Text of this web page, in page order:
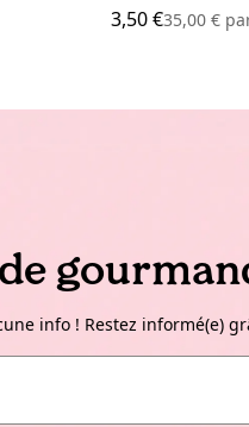
3,50 €35,00 €
info ! Restez informé(e)